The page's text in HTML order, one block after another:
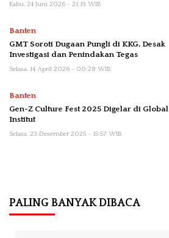
Rabu, 24 Juni 2026 - 21:19 WIB
Banten
GMT Soroti Dugaan Pungli di KKG, Desak
Investigasi dan Penindakan Tegas
Selasa, 14 April 2026 - 00:28 WIB
Banten
Gen-Z Culture Fest 2025 Digelar di Global
Institut
Selasa, 23 Desember 2025 - 15:57 WIB
PALING BANYAK DIBACA